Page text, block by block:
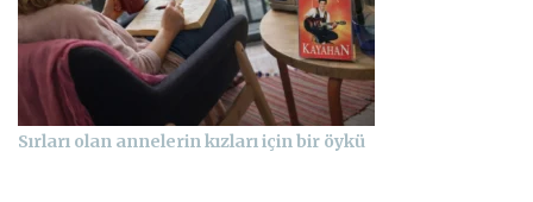
Sırları olan annelerin kızları için bir öykü